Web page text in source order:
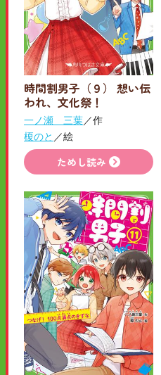
時間割男子（９） 想い伝
われ、文化祭！
一ノ瀬 三葉／作
榎のと ／絵
ためし読み